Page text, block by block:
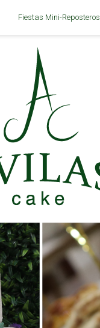
Fiestas Mini-Reposteros